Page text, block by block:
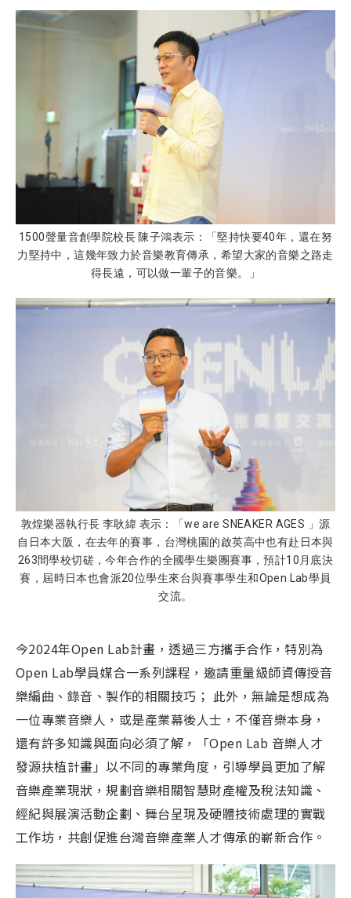
1500聲量音創學院校長 陳子鴻表示：「堅持快要40年，還在努
力堅持中，這幾年致力於音樂教育傳承，希望大家的音樂之路走
得長遠，可以做一輩子的音樂。」
敦煌樂器執行長 李耿緯 表示：「we are SNEAKER AGES 」源
自日本大阪，在去年的賽事，台灣桃園的啟英高中也有赴日本與
263間學校切磋，今年合作的全國學生樂團賽事，預計10月底決
賽，屆時日本也會派20位學生來台與賽事學生和Open Lab學員
交流。
今2024年Open Lab計畫，透過三方攜手合作，特別為
Open Lab學員媒合一系列課程，邀請重量級師資傳授音
樂編曲、錄音、製作的相關技巧； 此外，無論是想成為
一位專業音樂人，或是產業幕後人士，不僅音樂本身，
還有許多知識與面向必須了解，「Open Lab 音樂人才
發源扶植計畫」以不同的專業角度，引導學員更加了解
音樂產業現狀，規劃音樂相關智慧財產權及稅法知識、
經紀與展演活動企劃、舞台呈現及硬體技術處理的實戰
工作坊，共創促進台灣音樂產業人才傳承的嶄新合作。